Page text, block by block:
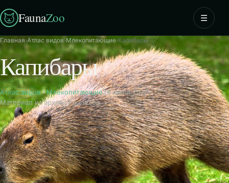
FaunaZoo ☰
Главная›Атлас видов›Млекопитающие›Капибары
Капибары
Атлас видов·Млекопитающие26 июля 2017
Материал из архива FaunaZoo